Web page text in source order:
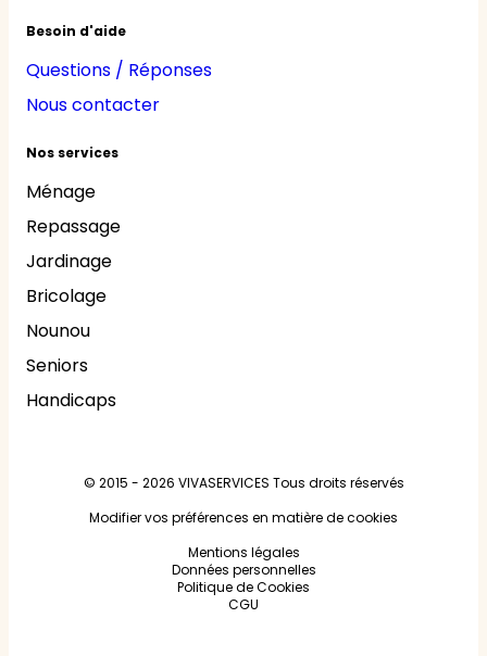
Besoin d'aide
Questions / Réponses
Nous contacter
Nos services
Ménage
Repassage
Jardinage
Bricolage
Nounou
Seniors
Handicaps
© 2015 - 2026 VIVASERVICES Tous droits réservés
Modifier vos préférences en matière de cookies
Mentions légales
Données personnelles
Politique de Cookies
CGU